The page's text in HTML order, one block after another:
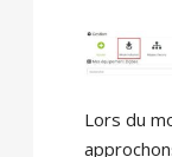
Lors du